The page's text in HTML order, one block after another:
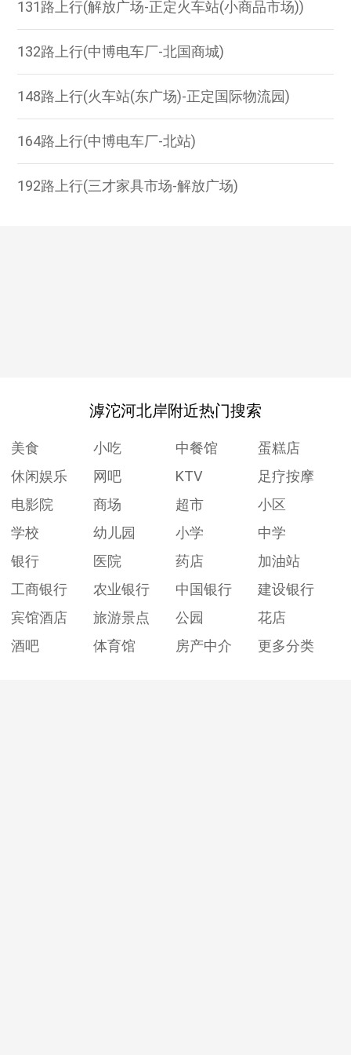
131路上行(解放广场-正定火车站(小商品市场))
132路上行(中博电车厂-北国商城)
148路上行(火车站(东广场)-正定国际物流园)
164路上行(中博电车厂-北站)
192路上行(三才家具市场-解放广场)
滹沱河北岸附近热门搜索
美食 小吃 中餐馆
蛋糕店
休闲娱乐
网吧 KTV
足疗按摩
电影院
商场 超市
小区
学校
幼儿园 小学
中学
银行
医院 药店
加油站
工商银行
农业银行 中国银行
建设银行
宾馆酒店
旅游景点 公园
花店
酒吧
体育馆 房产中介 更多分类